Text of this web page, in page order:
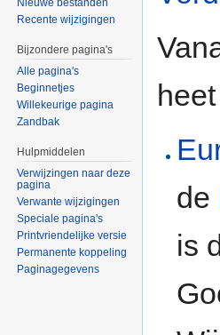
de
is
Nieuwe bestanden
Recente wijzigingen
Bijzondere pagina's
Alle pagina's
Beginnetjes
Willekeurige pagina
Zandbak
Hulpmiddelen
Verwijzingen naar deze
pagina
Verwante wijzigingen
Speciale pagina's
Printvriendelijke versie
Permanente koppeling
Paginagegevens